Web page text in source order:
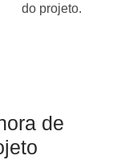
do projeto.
de